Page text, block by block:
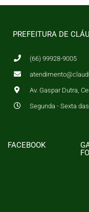
PREFEITURA DE
(66) 99928-9005
Av. Gaspar Dutra,
Segunda - Sexta
FACEBOOK